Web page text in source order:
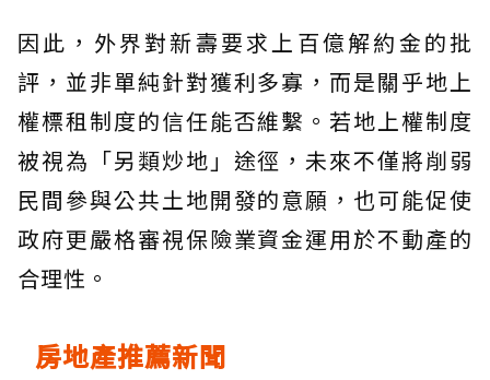
因此，外界對新壽要求上百億解約金的批
評，並非單純針對獲利多寡，而是關乎地上
權標租制度的信任能否維繫。若地上權制度
被視為「另類炒地」途徑，未來不僅將削弱
民間參與公共土地開發的意願，也可能促使
政府更嚴格審視保險業資金運用於不動產的
合理性。
房地產推薦新聞